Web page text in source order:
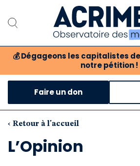
💰 Dégageons les capitalistes
notre pétition !
Notre
Notre critique des
Nos propositions
Faire un don
‹ Retour à l'accueil
L’Opinion